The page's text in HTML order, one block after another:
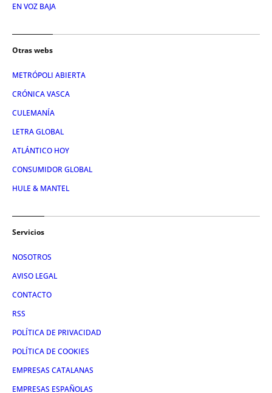
EN VOZ BAJA
Otras webs
METRÓPOLI ABIERTA
CRÓNICA VASCA
CULEMANÍA
LETRA GLOBAL
ATLÁNTICO HOY
CONSUMIDOR GLOBAL
HULE & MANTEL
Servicios
NOSOTROS
AVISO LEGAL
CONTACTO
RSS
POLÍTICA DE PRIVACIDAD
POLÍTICA DE COOKIES
EMPRESAS CATALANAS
EMPRESAS ESPAÑOLAS